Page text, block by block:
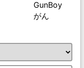
GunBoy
がん